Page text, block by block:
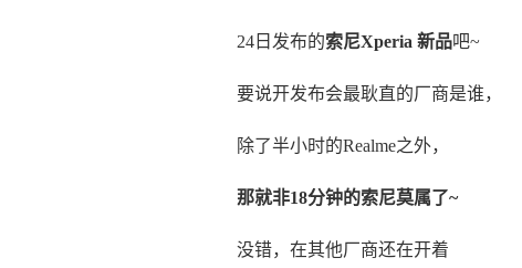
24日发布的索尼Xperia 新品吧~
要说开发布会最耿直的厂商是谁，
除了半小时的Realme之外，
那就非18分钟的索尼莫属了~
没错，在其他厂商还在开着